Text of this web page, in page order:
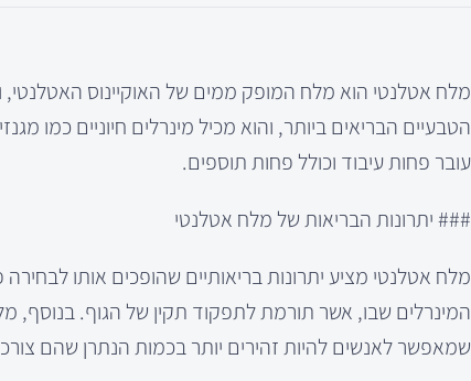
מלח אטלנטי הוא מלח המופק ממים של האוקיינוס
הטבעיים הבריאים ביותר, והוא מכיל מינרלים חיוניים כמו
עובר פחות עיבוד וכולל פחות תוספים.
### יתרונות הבריאות של מלח אטלנטי
מלח אטלנטי מציע יתרונות בריאותיים שהופכים אותו
המינרלים שבו, אשר תורמת לתפקוד תקין של הגוף. בנוסף,
שמאפשר לאנשים להיות זהירים יותר בכמות הנתרן שהם